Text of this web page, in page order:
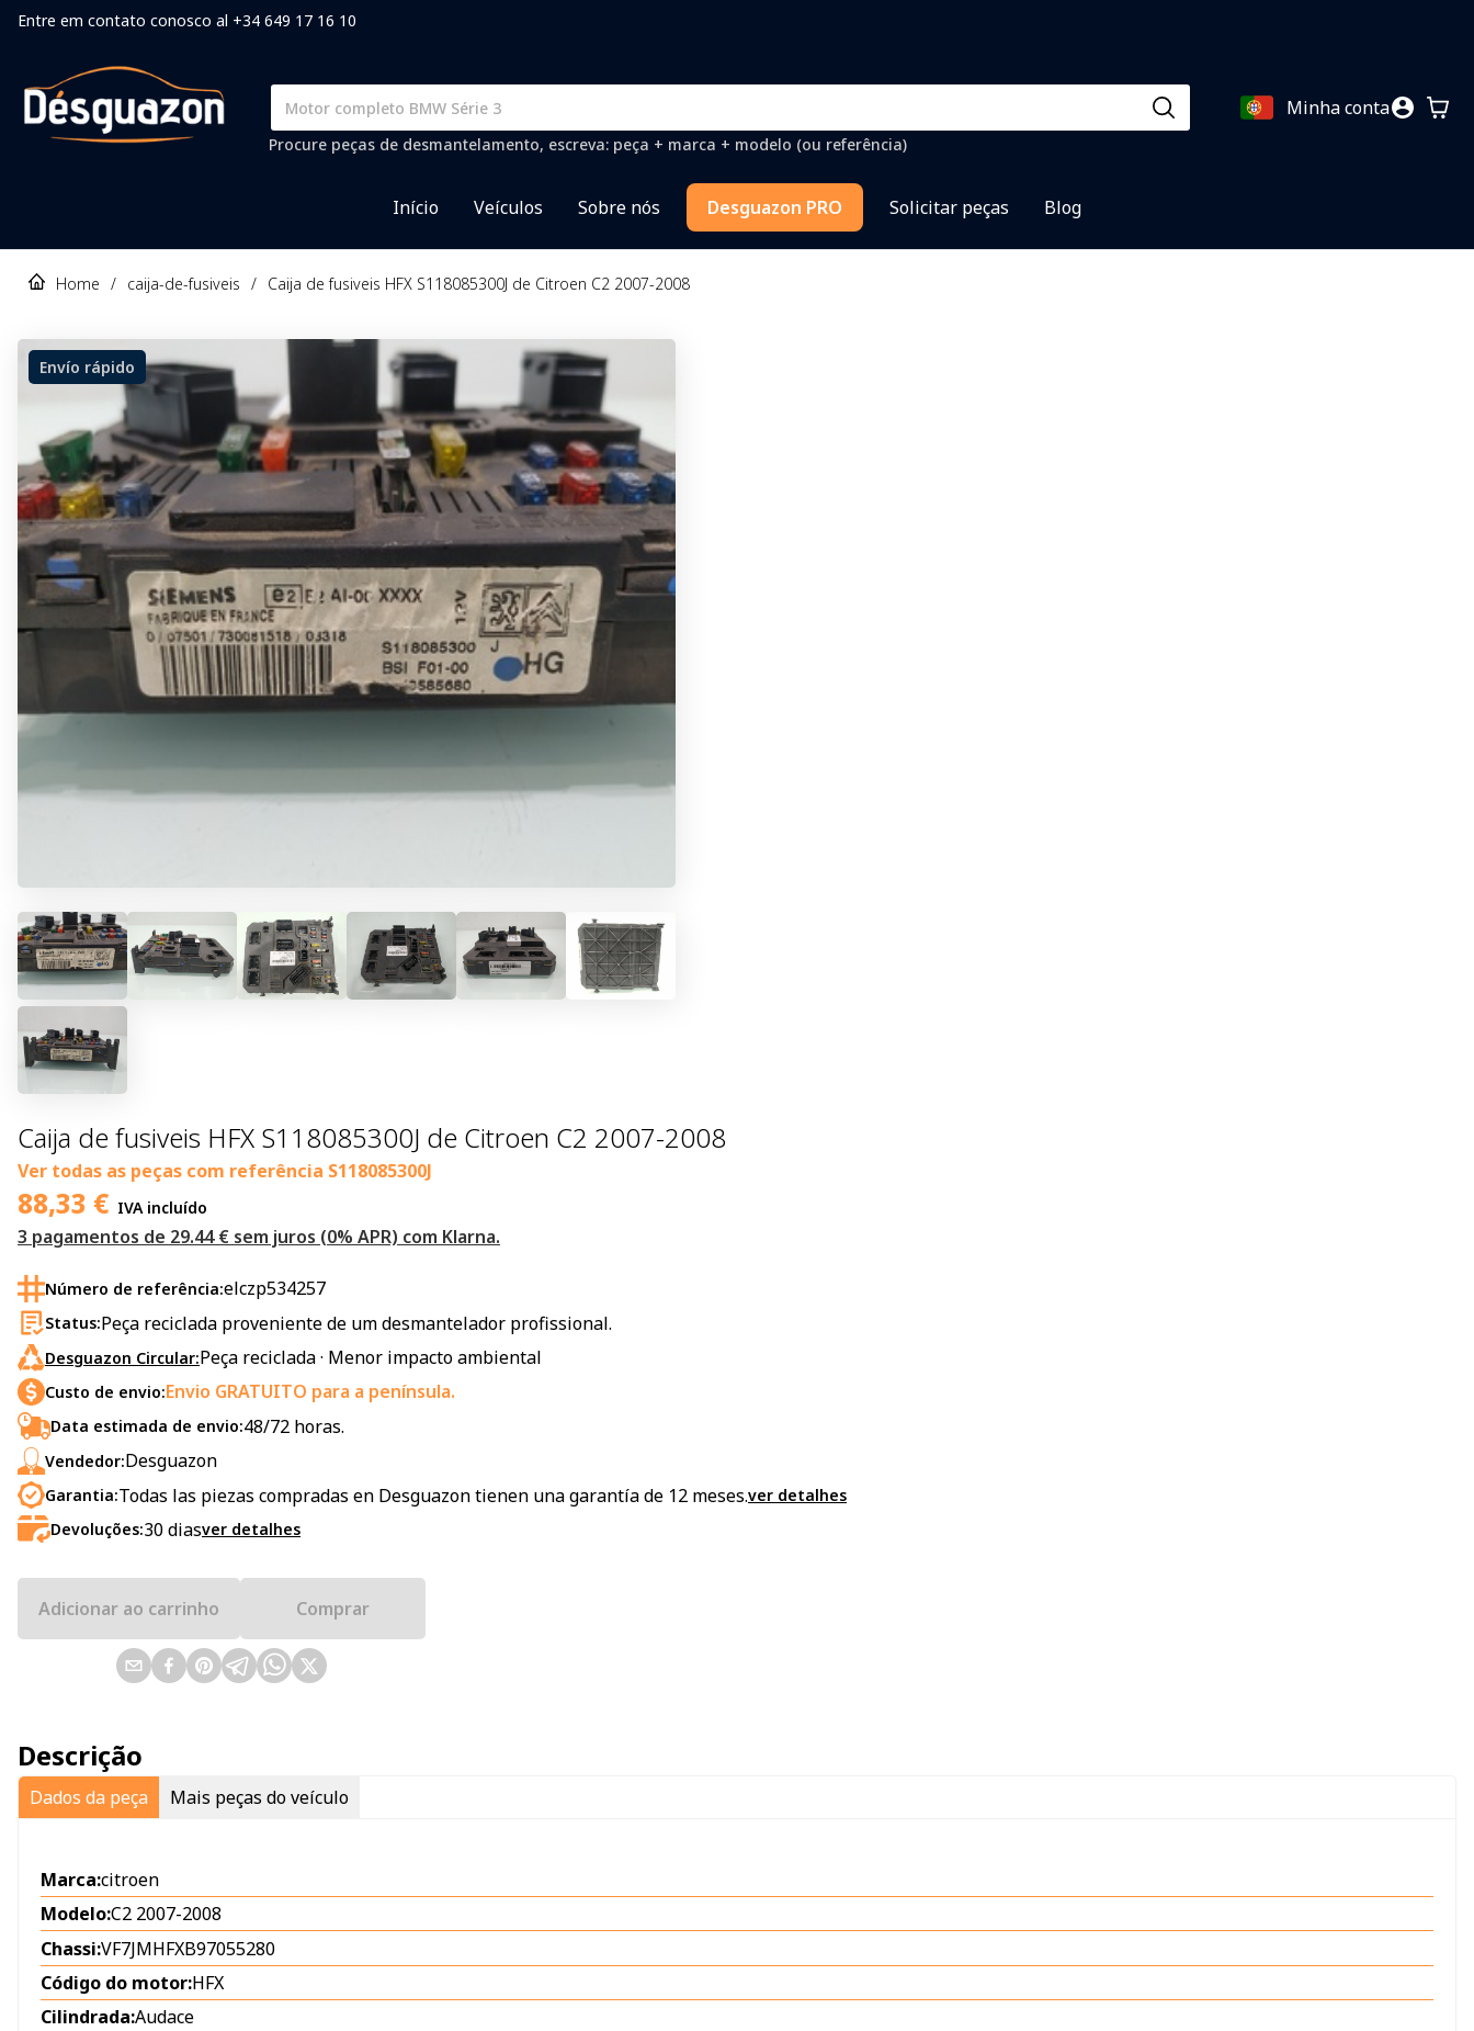
Entre em contato conosco al +34 649 17 16 10
Procure peças de desmantelamento, escreva: peça + marca + modelo (ou referência)
Minha conta
Início Veículos Sobre nós Desguazon PRO Solicitar peças Blog
Home / caija-de-fusiveis / Caija de fusiveis HFX S118085300J de Citroen C2 2007-2008
Envío rápido
Caija de fusiveis HFX S118085300J de Citroen C2 2007-2008
Ver todas as peças com referência S118085300J
88,33 € IVA incluído
3 pagamentos de 29.44 € sem juros (0% APR) com Klarna.
Número de referência:elczp534257
Status:Peça reciclada proveniente de um desmantelador profissional.
Desguazon Circular:Peça reciclada · Menor impacto ambiental
Custo de envio:Envio GRATUITO para a península.
Data estimada de envio:48/72 horas.
Vendedor:Desguazon
Garantia:Todas las piezas compradas en Desguazon tienen una garantía de 12 meses.ver detalhes
Devoluções:30diasver detalhes
Adicionar ao carrinho Comprar
Descrição
Dados da peça Mais peças do veículo
Marca:citroen
Modelo:C2 2007-2008
Chassi:VF7JMHFXB97055280
Código do motor:HFX
Cilindrada:Audace